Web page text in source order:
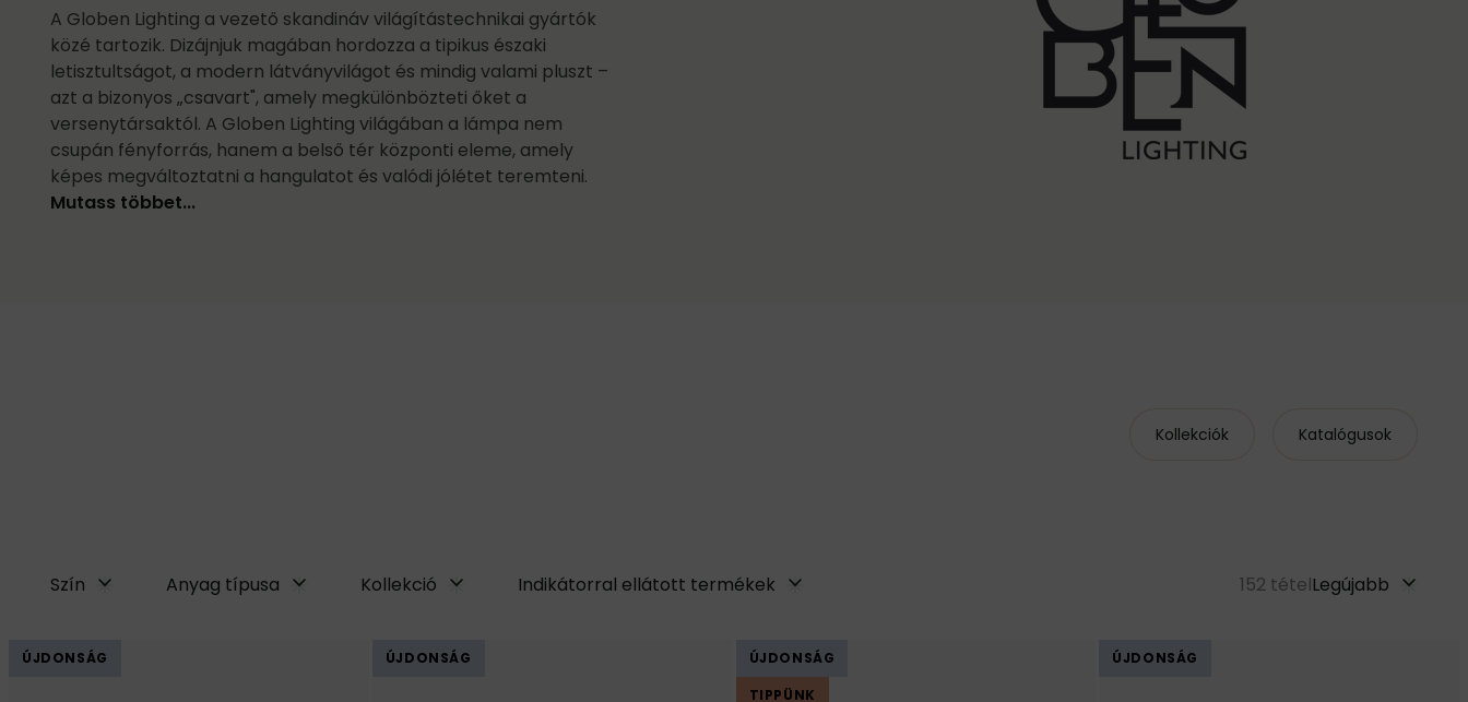
A Globen Lighting a vezető skandináv világítástechnikai gyártók
közé tartozik. Dizájnjuk magában hordozza a tipikus északi
letisztultságot, a modern látványvilágot és mindig valami pluszt –
azt a bizonyos „csavart", amely megkülönbözteti őket a
versenytársaktól. A Globen Lighting világában a lámpa nem
csupán fényforrás, hanem a belső tér központi eleme, amely
képes megváltoztatni a hangulatot és valódi jólétet teremteni.
Mutass többet...
Kollekciók Katalógusok
Szín Anyag típusa Kollekció Indikátorral ellátott termékek 152 tételLegújabb
ÚJDONSÁG ÚJDONSÁG
ÚJDONSÁG
TIPPÜNK
ÚJDONSÁG